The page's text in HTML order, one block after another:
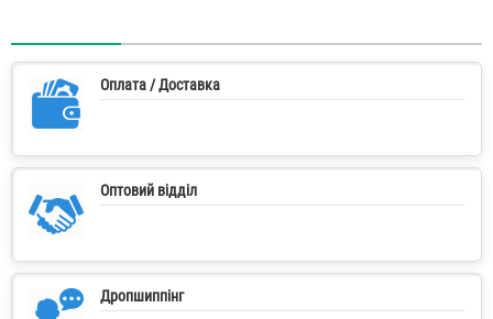
Оплата / Доставка
Оптовий відділ
Дропшиппінг